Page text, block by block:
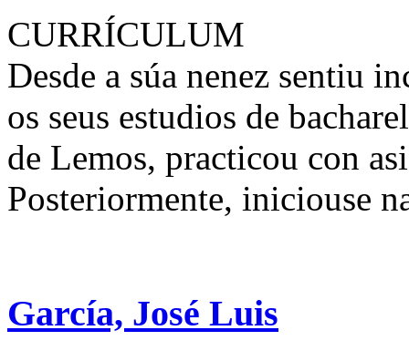
CURRÍCULUM
Desde a súa nenez sentiu
os seus estudios de
de Lemos, practicou con
Posteriormente, iniciouse
García, José Luis